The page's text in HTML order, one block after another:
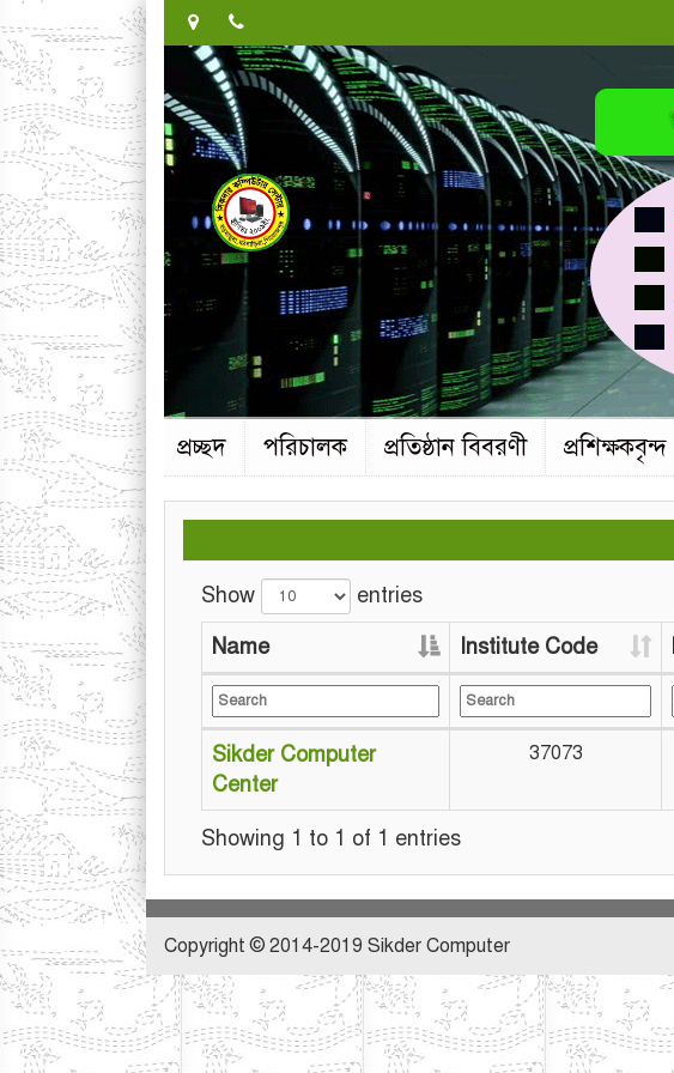
প্রচ্ছদ পরিচালক প্রতিষ্ঠান বিবরণী প্রশিক্ষকবৃন্দ
Show entries
Name
Institute Code
Sikder Computer
Center
37073
Showing 1 to 1 of 1 entries
Copyright © 2014-2019 Sikder Computer